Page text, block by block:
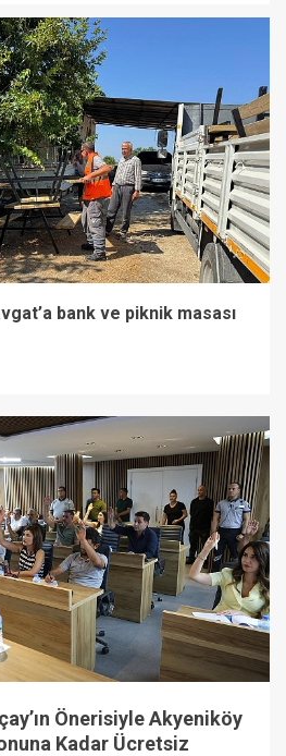
bank ve piknik masası
Önerisiyle Akyeniköy
Kadar Ücretsiz